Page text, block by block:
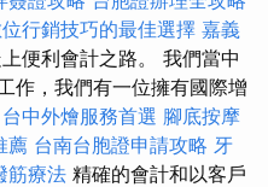
行銷技巧的最佳選擇 嘉義
便利會計之路。 我們當中
作，我們有一位擁有國際增
台中外燴服務首選 腳底按摩
薦 台南台胞證申請攻略 牙
筋療法 精確的會計和以客戶